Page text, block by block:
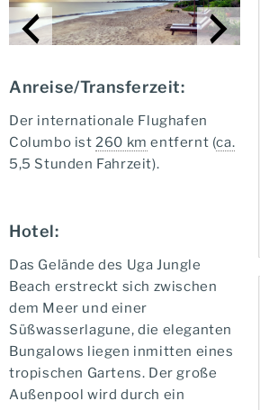
Anreise/Transferzeit:
Der internationale Flughafen
Columbo ist260 km entfernt (ca.
5,5 Stunden Fahrzeit).
Hotel:
Das Gelände des Uga Jungle
Beach erstreckt sich zwischen
dem Meer und einer
Süßwasserlagune, die eleganten
Bungalows liegen inmitten eines
tropischen Gartens. Der große
Außenpool wird durch ein